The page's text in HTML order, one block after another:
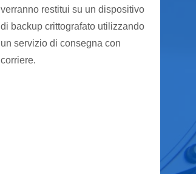
verranno restitui su un dispositivo
di backup crittografato utilizzando
un servizio di consegna con
corriere.